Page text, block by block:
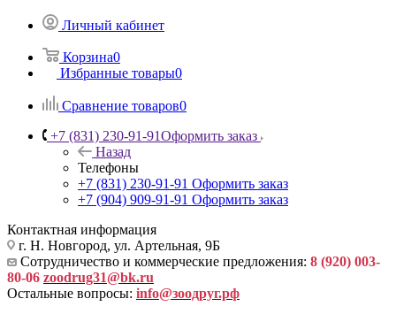
Личный кабинет
Корзина0
Избранные товары0
Сравнение товаров0
+7 (831) 230-91-91Оформить заказ
Назад
Телефоны
+7 (831) 230-91-91 Оформить заказ
+7 (904) 909-91-91 Оформить заказ
Контактная информация
г. Н. Новгород, ул. Артельная, 9Б
Сотрудничество и коммерческие предложения: 8 (920) 003-
80-06 zoodrug31@bk.ru
Остальные вопросы: info@зоодруг.рф